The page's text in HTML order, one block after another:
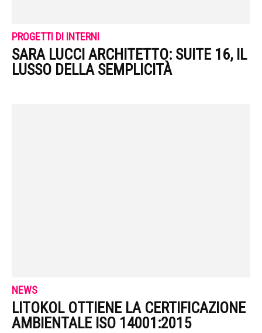
PROGETTI DI INTERNI
SARA LUCCI ARCHITETTO: SUITE 16, IL
LUSSO DELLA SEMPLICITÀ
NEWS
LITOKOL OTTIENE LA CERTIFICAZIONE
AMBIENTALE ISO 14001:2015